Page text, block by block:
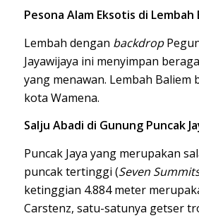
Pesona Alam Eksotis di Lembah
Lembah dengan backdrop
Jayawijaya ini menyimpan
yang menawan. Lembah Baliem
kota Wamena.
Salju Abadi di Gunung Puncak
Puncak Jaya yang merupakan
puncak tertinggi (Seven
ketinggian 4.884 meter
Carstenz, satu-satunya getser